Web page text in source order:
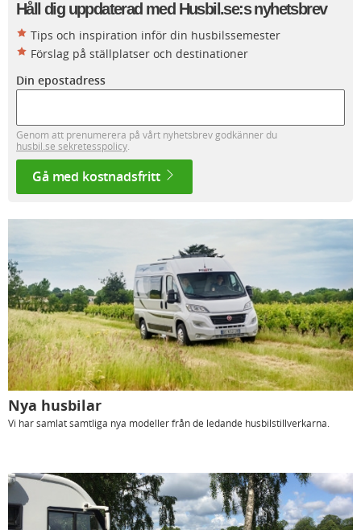
Håll dig uppdaterad med Husbil.se:s nyhetsbrev
Tips och inspiration inför din husbilssemester
Förslag på ställplatser och destinationer
Din epostadress
Genom att prenumerera på vårt nyhetsbrev godkänner du
husbil.se sekretesspolicy
Gå med kostnadsfritt
Nya husbilar
Vi har samlat samtliga nya modeller från de ledande husbilstillverkarna.